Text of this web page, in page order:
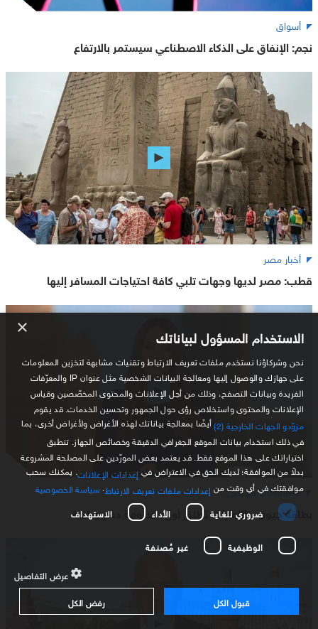
أسواق
نجم: الإنفاق على الذكاء الاصطناعي سيستمر بالارتفاع
أخبار مصر
قطب: مصر لديها وجهات تلبي كافة احتياجات المسافر إليها
Business مع لبنى
بطاقة جيون .. الإمارات تطلق أول منظومة دفع وطنية
× الاستخدام المسؤول لبياناتك
نحن وشركاؤنا نستخدم ملفات تعريف الارتباط وتقنيات مشابهة لتخزين المعلومات
على جهازك والوصول إليها ومعالجة البيانات الشخصية مثل عنوان IP والمعرّفات
الفريدة وبيانات التصفح، وذلك من أجل الإعلانات والمحتوى المخصّصين وقياس
الإعلانات والمحتوى واستخلاص رؤى حول الجمهور وتحسين الخدمات. قد يقوم
مزوّدو الجهات الخارجية (2)
أيضًا بمعالجة بياناتك لهذه الأغراض ولأغراض أخرى، بما
في ذلك استخدام بيانات الموقع الجغرافي الدقيقة وخصائص الجهاز. تنطبق
اختياراتك على هذا الموقع فقط. قد يعتمد بعض المورّدين على المصلحة المشروعة
بدلاً من الموافقة؛ لديك الحق في الاعتراض في إعدادات الإعلانات . يمكنك سحب
موافقتك في أي وقت من إعدادات ملفات تعريف الارتباط سياسة الخصوصية
ضروري للغاية
الأداء الاستهداف
الوظيفية غير مُصنفة
عرض التفاصيل
قبول الكل
رفض الكل